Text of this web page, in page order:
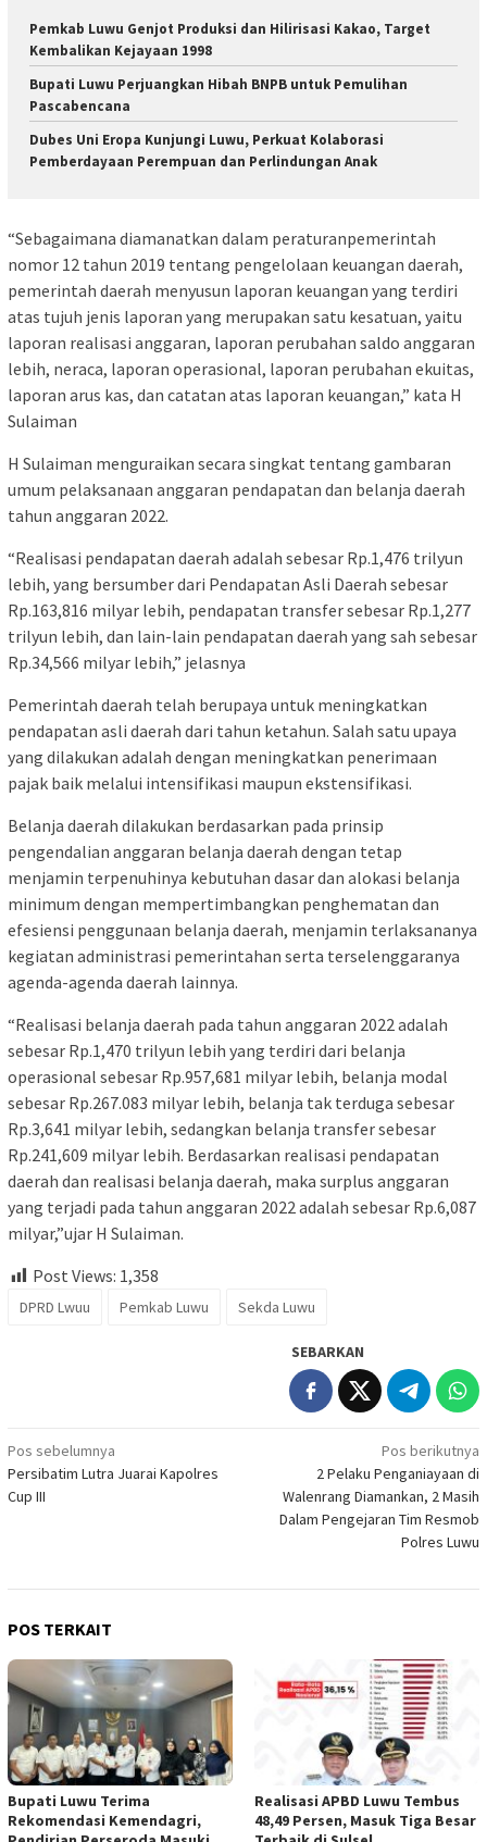
Pemkab Luwu Genjot Produksi dan Hilirisasi Kakao, Target
Kembalikan Kejayaan 1998
Bupati Luwu Perjuangkan Hibah BNPB untuk Pemulihan
Pascabencana
Dubes Uni Eropa Kunjungi Luwu, Perkuat Kolaborasi
Pemberdayaan Perempuan dan Perlindungan Anak
“Sebagaimana diamanatkan dalam peraturanpemerintah
nomor 12 tahun 2019 tentang pengelolaan keuangan daerah,
pemerintah daerah menyusun laporan keuangan yang terdiri
atas tujuh jenis laporan yang merupakan satu kesatuan, yaitu
laporan realisasi anggaran, laporan perubahan saldo anggaran
lebih, neraca, laporan operasional, laporan perubahan ekuitas,
laporan arus kas, dan catatan atas laporan keuangan,” kata H
Sulaiman
H Sulaiman menguraikan secara singkat tentang gambaran
umum pelaksanaan anggaran pendapatan dan belanja daerah
tahun anggaran 2022.
“Realisasi pendapatan daerah adalah sebesar Rp.1,476 trilyun
lebih, yang bersumber dari Pendapatan Asli Daerah sebesar
Rp.163,816 milyar lebih, pendapatan transfer sebesar Rp.1,277
trilyun lebih, dan lain-lain pendapatan daerah yang sah sebesar
Rp.34,566 milyar lebih,” jelasnya
Pemerintah daerah telah berupaya untuk meningkatkan
pendapatan asli daerah dari tahun ketahun. Salah satu upaya
yang dilakukan adalah dengan meningkatkan penerimaan
pajak baik melalui intensifikasi maupun ekstensifikasi.
Belanja daerah dilakukan berdasarkan pada prinsip
pengendalian anggaran belanja daerah dengan tetap
menjamin terpenuhinya kebutuhan dasar dan alokasi belanja
minimum dengan mempertimbangkan penghematan dan
efesiensi penggunaan belanja daerah, menjamin terlaksananya
kegiatan administrasi pemerintahan serta terselenggaranya
agenda-agenda daerah lainnya.
“Realisasi belanja daerah pada tahun anggaran 2022 adalah
sebesar Rp.1,470 trilyun lebih yang terdiri dari belanja
operasional sebesar Rp.957,681 milyar lebih, belanja modal
sebesar Rp.267.083 milyar lebih, belanja tak terduga sebesar
Rp.3,641 milyar lebih, sedangkan belanja transfer sebesar
Rp.241,609 milyar lebih. Berdasarkan realisasi pendapatan
daerah dan realisasi belanja daerah, maka surplus anggaran
yang terjadi pada tahun anggaran 2022 adalah sebesar Rp.6,087
milyar,”ujar H Sulaiman.
Post Views: 1,358
DPRD Lwuu Pemkab Luwu Sekda Luwu
SEBARKAN
Navigasi
pos
Pos sebelumnya
Persibatim Lutra Juarai Kapolres
Cup III
Pos berikutnya
2 Pelaku Penganiayaan di
Walenrang Diamankan, 2 Masih
Dalam Pengejaran Tim Resmob
Polres Luwu
POS TERKAIT
Bupati Luwu Terima
Rekomendasi Kemendagri,
Realisasi APBD Luwu Tembus
48,49 Persen, Masuk Tiga Besar